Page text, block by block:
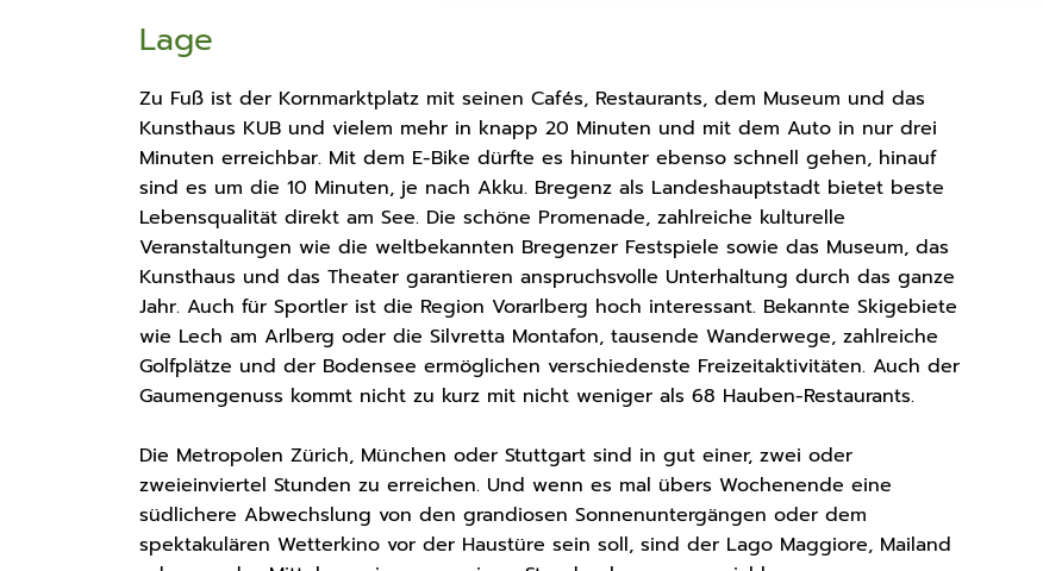
Lage
Zu Fuß ist der Kornmarktplatz mit seinen Cafés, Restaurants, dem Museum und das
Kunsthaus KUB und vielem mehr in knapp 20 Minuten und mit dem Auto in nur drei
Minuten erreichbar. Mit dem E-Bike dürfte es hinunter ebenso schnell gehen, hinauf
sind es um die 10 Minuten, je nach Akku. Bregenz als Landeshauptstadt bietet beste
Lebensqualität direkt am See. Die schöne Promenade, zahlreiche kulturelle
Veranstaltungen wie die weltbekannten Bregenzer Festspiele sowie das Museum, das
Kunsthaus und das Theater garantieren anspruchsvolle Unterhaltung durch das ganze
Jahr. Auch für Sportler ist die Region Vorarlberg hoch interessant. Bekannte Skigebiete
wie Lech am Arlberg oder die Silvretta Montafon, tausende Wanderwege, zahlreiche
Golfplätze und der Bodensee ermöglichen verschiedenste Freizeitaktivitäten. Auch der
Gaumengenuss kommt nicht zu kurz mit nicht weniger als 68 Hauben-Restaurants.
Die Metropolen Zürich, München oder Stuttgart sind in gut einer, zwei oder
zweieinviertel Stunden zu erreichen. Und wenn es mal übers Wochenende eine
südlichere Abwechslung von den grandiosen Sonnenuntergängen oder dem
spektakulären Wetterkino vor der Haustüre sein soll, sind der Lago Maggiore, Mailand